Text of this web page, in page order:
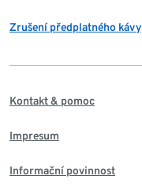
Zrušení předplatného kávy
Kontakt & pomoc
Impresum
Informační povinnost